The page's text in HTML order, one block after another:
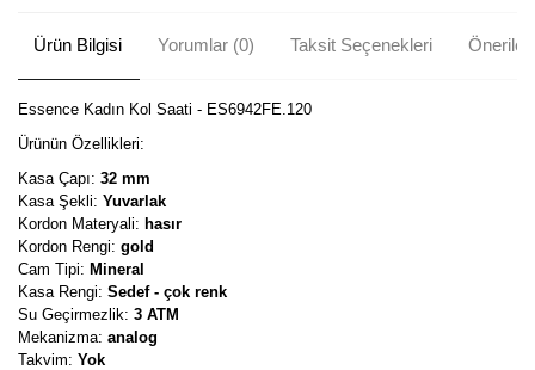
Ürün Bilgisi Yorumlar (0) Taksit Seçenekleri
Essence Kadın Kol Saati - ES6942FE.120
Ürünün Özellikleri:
Kasa Çapı: 32 mm
Kasa Şekli: Yuvarlak
Kordon Materyali: hasır
Kordon Rengi: gold
Cam Tipi: Mineral
Kasa Rengi: Sedef - çok renk
Su Geçirmezlik: 3 ATM
Mekanizma: analog
Takvim: Yok